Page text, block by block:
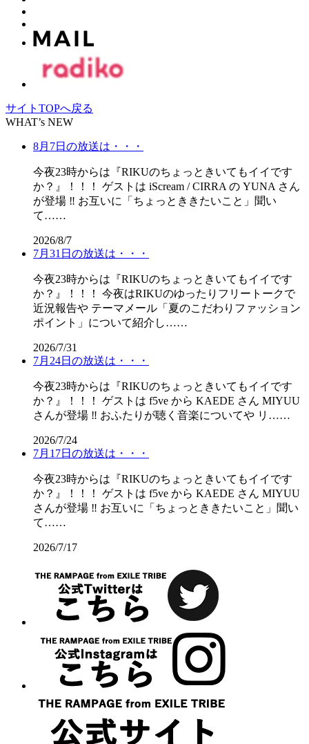
サイトTOPへ戻る
WHAT’s NEW
8月7日の放送は・・・
今夜23時からは『RIKUのちょっときいてもイイです
か？』！！！ ゲストは iScream / CIRRA の YUNA さん
が登場 ‼️ お互いに「ちょっとききたいこと」聞い
て……
2026/8/7
7月31日の放送は・・・
今夜23時からは『RIKUのちょっときいてもイイです
か？』！！！ 今夜はRIKUのゆったりフリートークで
近況報告や テーマメール「夏のこだわりファッション
ポイント」について紹介し……
2026/7/31
7月24日の放送は・・・
今夜23時からは『RIKUのちょっときいてもイイです
か？』！！！ ゲストは f5ve から KAEDE さん MIYUU
さんが登場 ‼️ おふたりが聴く音楽についてや リ……
2026/7/24
7月17日の放送は・・・
今夜23時からは『RIKUのちょっときいてもイイです
か？』！！！ ゲストは f5ve から KAEDE さん MIYUU
さんが登場 ‼️ お互いに「ちょっとききたいこと」聞い
て……
2026/7/17